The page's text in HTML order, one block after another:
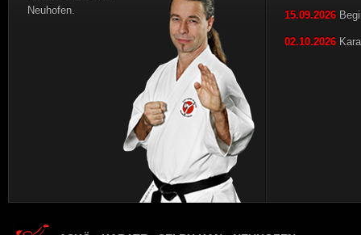
Neuhofen.
15.09.2026
02.10.2026